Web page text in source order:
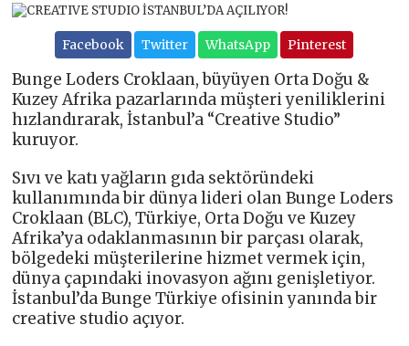
Facebook Twitter WhatsApp Pinterest
Bunge Loders Croklaan, büyüyen Orta Doğu &
Kuzey Afrika pazarlarında müşteri yeniliklerini
hızlandırarak, İstanbul’a “Creative Studio”
kuruyor.
Sıvı ve katı yağların gıda sektöründeki
kullanımında bir dünya lideri olan Bunge Loders
Croklaan (BLC), Türkiye, Orta Doğu ve Kuzey
Afrika’ya odaklanmasının bir parçası olarak,
bölgedeki müşterilerine hizmet vermek için,
dünya çapındaki inovasyon ağını genişletiyor.
İstanbul’da Bunge Türkiye ofisinin yanında bir
creative studio açıyor.